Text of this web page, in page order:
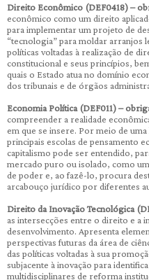
Direito Econômico (DEF0418) –
econômico como um direito
para implementar um projeto de
“tecnologia” para moldar arranjos
políticas voltadas à realização de
constitucional e seus princípios,
quais o Estado atua no domínio
dos tribunais e de órgãos
Economia Política (DEF011) –
compreender a realidade
em que se insere. Por meio de
principais escolas de pensamento
capitalismo pode ser entendido,
mercado puro ou isolado, como
de poder e, ao fazê-lo, procura
arcabouço jurídico por diferentes
Direito da Inovação Tecnológica
as intersecções entre o direito e a
desenvolvimento. Apresenta
perspectivas futuras da área de
das políticas voltadas à sua
subjacente à inovação para
multidisciplinares de reforma